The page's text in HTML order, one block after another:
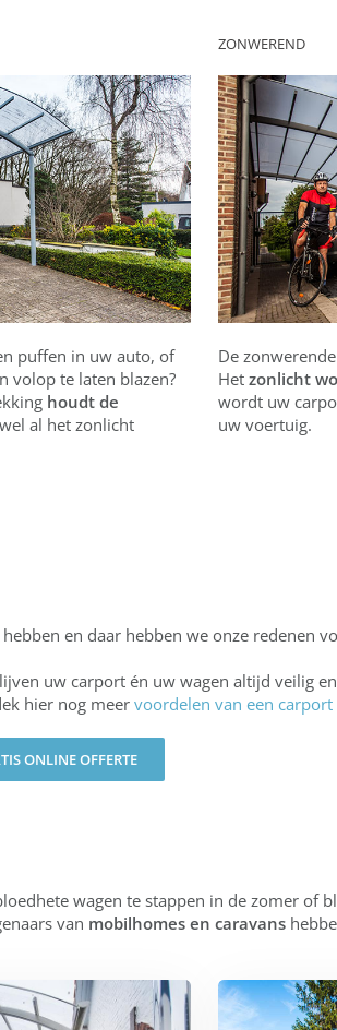
puffen in uw auto, of
volop te laten blazen?
houdt de
al het zonlicht
ZONWEREND
De
Het zonlicht
wordt uw
uw voertuig.
hebben en daar hebben we onze redenen
uw carport én uw wagen altijd veilig
hier nog meer voordelen van een
ONLINE OFFERTE
wagen te stappen in de zomer of
van mobilhomes en caravans